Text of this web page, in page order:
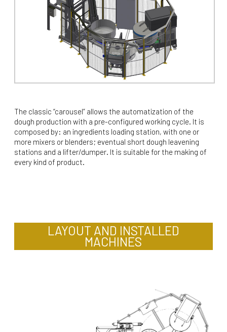
The classic “carousel” allows the automatization of the
dough production with a pre-configured working cycle. It is
composed by: an ingredients loading station, with one or
more mixers or blenders; eventual short dough leavening
stations and a lifter/dumper. It is suitable for the making of
every kind of product.
LAYOUT AND INSTALLED
MACHINES